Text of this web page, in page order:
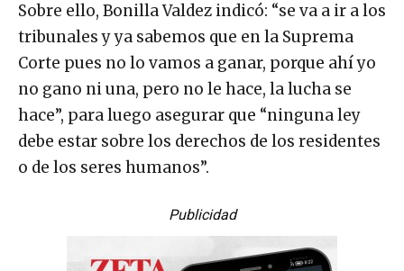
Sobre ello, Bonilla Valdez indicó: “se va a ir a los
tribunales y ya sabemos que en la Suprema
Corte pues no lo vamos a ganar, porque ahí yo
no gano ni una, pero no le hace, la lucha se
hace”, para luego asegurar que “ninguna ley
debe estar sobre los derechos de los residentes
o de los seres humanos”.
Publicidad